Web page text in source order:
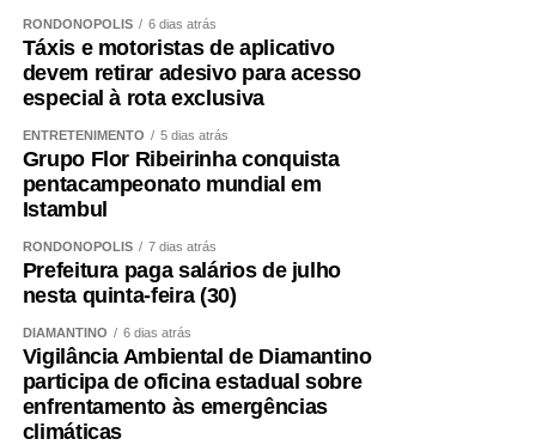
RONDONÓPOLIS 6 dias atrás
Táxis e motoristas de aplicativo
devem retirar adesivo para acesso
especial à rota exclusiva
ENTRETENIMENTO 5 dias atrás
Grupo Flor Ribeirinha conquista
pentacampeonato mundial em
Istambul
RONDONÓPOLIS 7 dias atrás
Prefeitura paga salários de julho
nesta quinta-feira (30)
DIAMANTINO 6 dias atrás
Vigilância Ambiental de Diamantino
participa de oficina estadual sobre
enfrentamento às emergências
climáticas